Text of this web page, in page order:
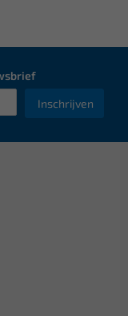
Inschrijven